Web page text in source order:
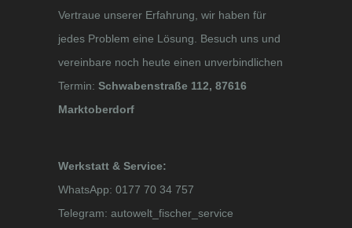
Vertraue unserer Erfahrung, wir haben für
jedes Problem eine Lösung. Besuch uns und
vereinbare noch heute einen unverbindlichen
Termin: Schwabenstraße 112, 87616
Marktoberdorf
Werkstatt & Service:
WhatsApp: 0177 70 34 757
Telegram: autowelt_fischer_service